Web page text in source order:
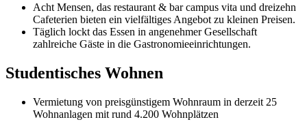
Acht Mensen, das restaurant & bar campus vita und dreizehn
Cafeterien bieten ein vielfältiges Angebot zu kleinen Preisen.
Täglich lockt das Essen in angenehmer Gesellschaft
zahlreiche Gäste in die Gastronomieeinrichtungen.
Studentisches Wohnen
Vermietung von preisgünstigem Wohnraum in derzeit 25
Wohnanlagen mit rund 4.200 Wohnplätzen